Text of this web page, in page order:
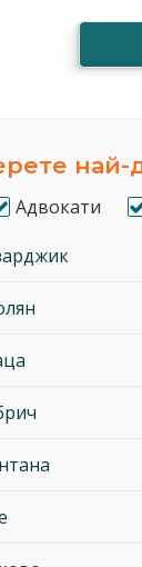
най-
Адвокати